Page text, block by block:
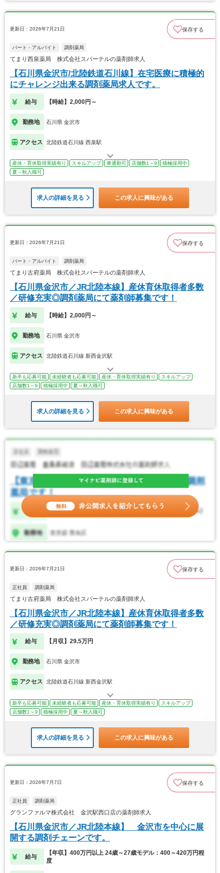
更新日：2026年7月21日 保存する
パート・アルバイト 調剤薬局
てまり西泉薬局 株式会社スパーテルの薬剤師求人
【石川県金沢市/北陸鉄道石川線】在宅医療に積極的
にチャレンジ出来る調剤薬局求人です。
給与 【時給】2,000円～
勤務地 石川県 金沢市
アクセス 北陸鉄道石川線 西泉駅
産休・育休取得実績有り スキルアップ 車通勤可 店舗数1～9
積極採用中
夏～秋入職可
求人の詳細を見る この求人に興味がある
更新日：2026年7月21日 保存する
パート・アルバイト 調剤薬局
てまり古府薬局 株式会社スパーテルの薬剤師求人
【石川県金沢市／JR北陸本線】産休育休取得者多数
／研修充実◎調剤薬局にて薬剤師募集です！
給与 【時給】2,000円～
勤務地 石川県 金沢市
アクセス 北陸鉄道石川線 新西金沢駅
新卒も応募可能 未経験者も応募可能 産休・育休取得実績有り
スキルアップ
店舗数1～9
積極採用中 夏～秋入職可
求人の詳細を見る この求人に興味がある
更新日：2026年7月21日 保存する
正社員 調剤薬局
てまり古府薬局 株式会社スパーテルの薬剤師求人
【石川県金沢市／JR北陸本線】産休育休取得者多数
／研修充実◎調剤薬局にて薬剤師募集です！
給与 【月収】29.5万円
勤務地 石川県 金沢市
アクセス 北陸鉄道石川線 新西金沢駅
新卒も応募可能 未経験者も応募可能 産休・育休取得実績有り
スキルアップ
店舗数1～9
積極採用中 夏～秋入職可
求人の詳細を見る この求人に興味がある
更新日：2026年7月7日 保存する
正社員 調剤薬局
グランファルマ株式会社 金沢駅西口店の薬剤師求人
【石川県金沢市／JR北陸本線】 金沢市を中心に展
開する調剤チェーンです。
給与
【年収】400万円以上 24歳～27歳モデル：400～420万円程
度